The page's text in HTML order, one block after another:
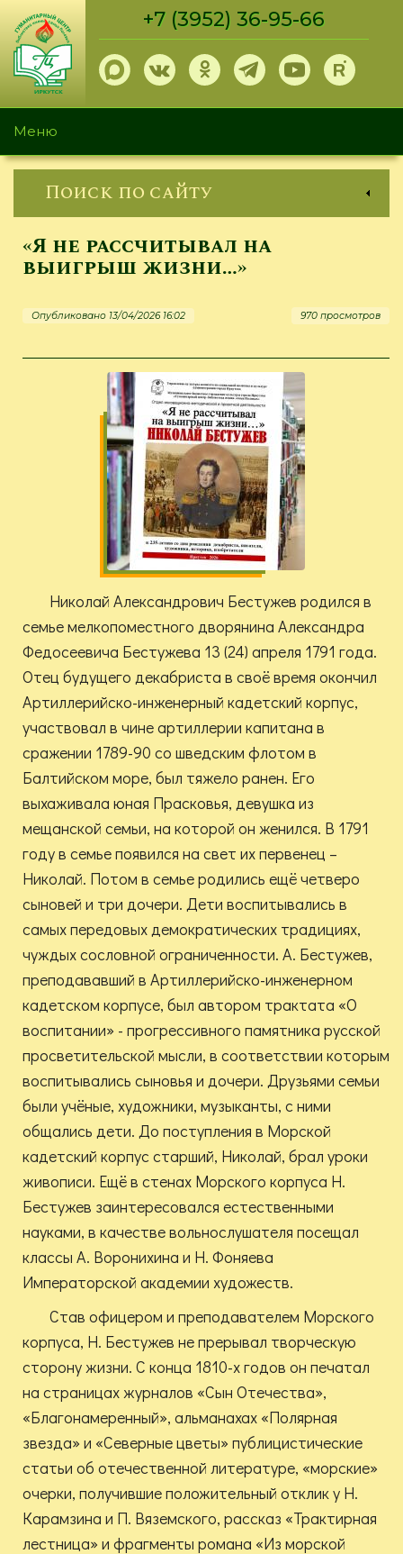
Перейти
основному
содержанию
+7 (3952) 36-95-66
Меню
Поиск по сайту
«Я не рассчитывал на
выигрыш жизни…»
Опубликовано 13/04/2026 16:02 970 просмотров
Николай Александрович Бестужев родился в
семье мелкопоместного дворянина Александра
Федосеевича Бестужева 13 (24) апреля 1791 года.
Отец будущего декабриста в своё время окончил
Артиллерийско-инженерный кадетский корпус,
участвовал в чине артиллерии капитана в
сражении 1789-90 со шведским флотом в
Балтийском море, был тяжело ранен. Его
выхаживала юная Прасковья, девушка из
мещанской семьи, на которой он женился. В 1791
году в семье появился на свет их первенец –
Николай. Потом в семье родились ещё четверо
сыновей и три дочери. Дети воспитывались в
самых передовых демократических традициях,
чуждых сословной ограниченности. А. Бестужев,
преподававший в Артиллерийско-инженерном
кадетском корпусе, был автором трактата «О
воспитании» - прогрессивного памятника русской
просветительской мысли, в соответствии которым
воспитывались сыновья и дочери. Друзьями семьи
были учёные, художники, музыканты, с ними
общались дети. До поступления в Морской
кадетский корпус старший, Николай, брал уроки
живописи. Ещё в стенах Морского корпуса Н.
Бестужев заинтересовался естественными
науками, в качестве вольнослушателя посещал
классы А. Воронихина и Н. Фоняева
Императорской академии художеств.
Став офицером и преподавателем Морского
корпуса, Н. Бестужев не прерывал творческую
сторону жизни. С конца 1810-х годов он печатал
на страницах журналов «Сын Отечества»,
«Благонамеренный», альманахах «Полярная
звезда» и «Северные цветы» публицистические
статьи об отечественной литературе, «морские»
очерки, получившие положительный отклик у Н.
Карамзина и П. Вяземского, рассказ «Трактирная
лестница» и фрагменты романа «Из морской